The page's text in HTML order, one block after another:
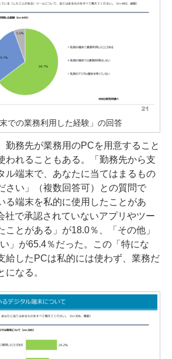
での業務利用した経験」の回答
務先が業務用のPCを用意すること
われることもある。「勤務先から支
ル端末で、あなたに当てはまるもの
さい」（複数回答可）との質問で
る端末を私的に使用したことがあ
社で承認されていないアプリやツー
ことがある」が18.0％、「その他」
」が65.4％だった。この「特にな
給したPCは私的には使わず、業務だ
になる。